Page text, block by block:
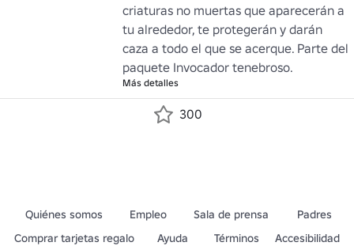
criaturas no muertas que aparecerán a
tu alrededor, te protegerán y darán
caza a todo el que se acerque. Parte del
paquete Invocador tenebroso.
Más detalles
300
Quiénes somos Empleo Sala de prensa
Padres
Comprar tarjetas regalo
Ayuda Términos Accesibilidad